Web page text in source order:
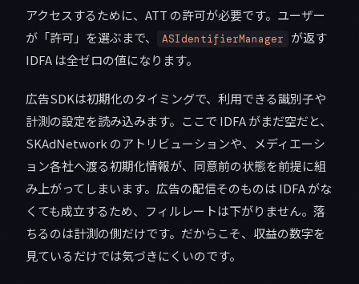
アクセスするために、ATT の許可が必要です。ユーザー
が「許可」を選ぶまで、
ASIdentifierManager
が返す
IDFA は全ゼロの値になります。
広告SDKは初期化のタイミングで、利用できる識別子や
計測の設定を読み込みます。ここで IDFA がまだ空だと、
SKAdNetwork のアトリビューションや、メディエーシ
ョン各社へ渡る初期化情報が、同意前の状態を前提に組
み上がってしまいます。広告の配信そのものは IDFA がな
くても成立するため、フィルレートは下がりません。落
ちるのは計測の側だけです。だからこそ、収益の数字を
見ているだけでは気づきにくいのです。